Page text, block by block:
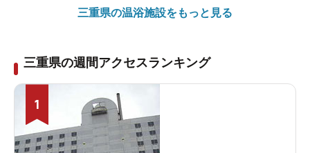
三重県の温浴施設をもっと見る
三重県の週間アクセスランキング
1